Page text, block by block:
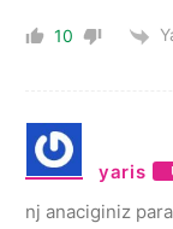
10
yaris
nj anaciginiz